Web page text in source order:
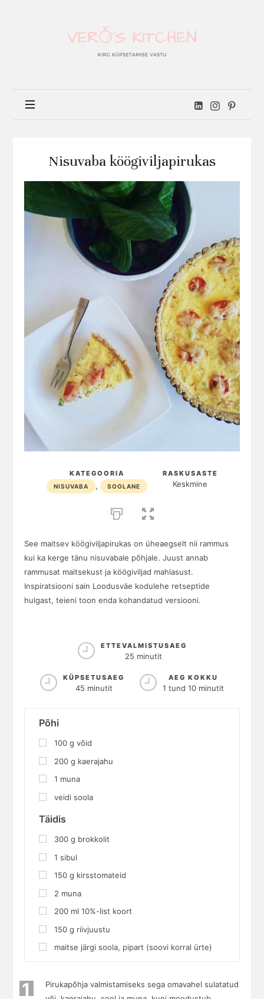
Nisuvaba köögiviljapirukas
KATEGOORIA
NISUVABA , SOOLANE
RASKUSASTE
Keskmine
See maitsev köögiviljapirukas on üheaegselt nii rammus
kui ka kerge tänu nisuvabale põhjale. Juust annab
rammusat maitsekust ja köögiviljad mahlasust.
Inspiratsiooni sain Loodusväe kodulehe retseptide
hulgast, teieni toon enda kohandatud versiooni.
ETTEVALMISTUSAEG
25 minutit
KÜPSETUSAEG
45 minutit
AEG KOKKU
1 tund 10 minutit
Põhi
100 g võid
200 g kaerajahu
1 muna
veidi soola
Täidis
300 g brokkolit
1 sibul
150 g kirsstomateid
2 muna
200 ml 10%-list koort
150 g riivjuustu
maitse järgi soola, pipart (soovi korral ürte)
1
Pirukapõhja valmistamiseks sega omavahel sulatatud